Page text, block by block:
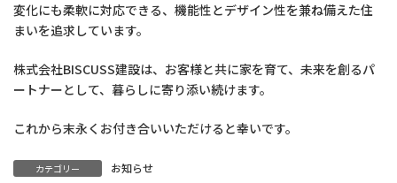
変化にも柔軟に対応できる、機能性とデザイン性を兼ね備えた住
まいを追求しています。​
株式会社BISCUSS建設は、お客様と共に家を育て、未来を創るパ
ートナーとして、暮らしに寄り添い続けます。​
これから末永くお付き合いいただけると幸いです。
カテゴリー お知らせ